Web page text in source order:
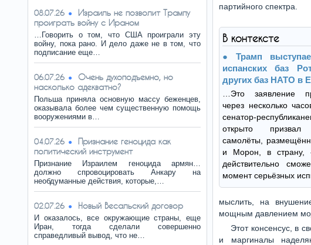
08.07.26
Израиль не позволит Трампу
проиграть войну с Ираном
…Говорить о том, что США проиграли эту
войну, пока рано. И дело даже не в том, что
подписание еще…
06.07.26
Очень духоподъемно, но
насколько адекватно?
Польша приняла основную массу беженцев,
оказывала более чем существенную помощь
вооружениями в…
04.07.26
Признание геноцида как
политический инструмент
Признание Израилем геноцида армян…
должно спровоцировать Анкару на
необдуманные действия, которые,…
02.07.26 Новый Весальский договор
И оказалось, все окружающие страны, еще
Иран, тогда сделали совершенно
справедливый вывод, что не…
партийного спектра.
В контексте
Трамп
испанских баз
других баз НАТО в
…Это заявление
через несколько
сенатор-
открыто призвал
самолёты,
и Морон, в страну,
действительно
момент серьёзных
мыслить, на
мощным давлением
Этот консенсус, в
и маргиналы